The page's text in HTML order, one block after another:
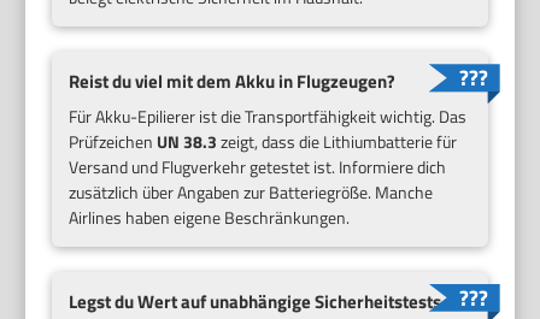
Reist du viel mit dem Akku in Flugzeugen?
Für Akku-Epilierer ist die Transportfähigkeit wichtig. Das
Prüfzeichen UN 38.3zeigt, dass die Lithiumbatterie für
Versand und Flugverkehr getestet ist. Informiere dich
zusätzlich über Angaben zur Batteriegröße. Manche
Airlines haben eigene Beschränkungen.
Legst du Wert auf unabhängige Sicherheitstests